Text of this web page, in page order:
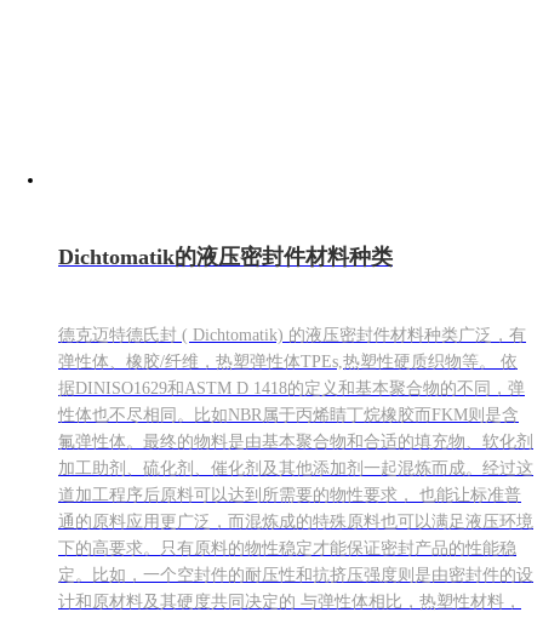
Dichtomatik的液压密封件材料种类
德克迈特德氏封 ( Dichtomatik) 的液压密封件材料种类广泛，有
弹性体、橡胶/纤维，热塑弹性体TPEs,热塑性硬质织物等。 依
据DINISO1629和ASTM D 1418的定义和基本聚合物的不同，弹
性体也不尽相同。比如NBR属于丙烯睛丁烷橡胶而FKM则是含
氟弹性体。最终的物料是由基本聚合物和合适的填充物、软化剂
加工助剂、硫化剂、催化剂及其他添加剂一起混炼而成。经过这
道加工程序后原料可以达到所需要的物性要求， 也能让标准普
通的原料应用更广泛，而混炼成的特殊原料也可以满足液压环境
下的高要求。只有原料的物性稳定才能保证密封产品的性能稳
定。比如，一个空封件的耐压性和抗挤压强度则是由密封件的设
计和原材料及其硬度共同决定的 与弹性体相比，热塑性材料，